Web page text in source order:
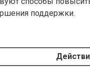
поддержки.